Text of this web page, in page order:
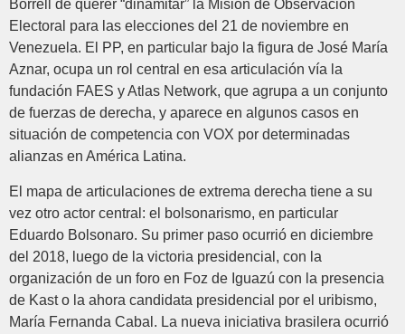
Borrell de querer “dinamitar” la Misión de Observación
Electoral para las elecciones del 21 de noviembre en
Venezuela. El PP, en particular bajo la figura de José María
Aznar, ocupa un rol central en esa articulación vía la
fundación FAES y Atlas Network, que agrupa a un conjunto
de fuerzas de derecha, y aparece en algunos casos en
situación de competencia con VOX por determinadas
alianzas en América Latina.
El mapa de articulaciones de extrema derecha tiene a su
vez otro actor central: el bolsonarismo, en particular
Eduardo Bolsonaro. Su primer paso ocurrió en diciembre
del 2018, luego de la victoria presidencial, con la
organización de un foro en Foz de Iguazú con la presencia
de Kast o la ahora candidata presidencial por el uribismo,
María Fernanda Cabal. La nueva iniciativa brasilera ocurrió